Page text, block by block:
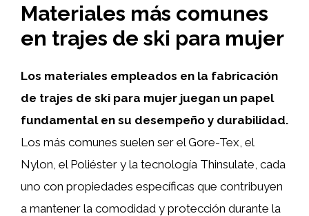
Materiales más comunes
en trajes de ski para mujer
Los materiales empleados en la fabricación
de trajes de ski para mujer juegan un papel
fundamental en su desempeño y durabilidad.
Los más comunes suelen ser el Gore-Tex, el
Nylon, el Poliéster y la tecnología Thinsulate, cada
uno con propiedades específicas que contribuyen
a mantener la comodidad y protección durante la